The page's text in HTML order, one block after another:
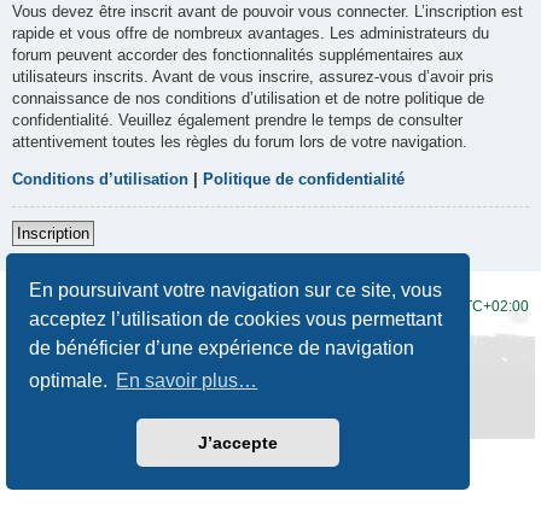
En poursuivant votre navigation sur ce site, vous
acceptez l’utilisation de cookies vous permettant
de bénéficier d’une expérience de navigation
optimale. En savoir plus…
J’accepte
Vous devez être inscrit avant de pouvoir vous connecter. L’inscription est
rapide et vous offre de nombreux avantages. Les administrateurs du
forum peuvent accorder des fonctionnalités supplémentaires aux
utilisateurs inscrits. Avant de vous inscrire, assurez-vous d’avoir pris
connaissance de nos conditions d’utilisation et de notre politique de
confidentialité. Veuillez également prendre le temps de consulter
attentivement toutes les règles du forum lors de votre navigation.
Conditions d’utilisation Politique de confidentialité
Inscription
UTC+02:00
Développé par phpBB® Forum Software © phpBB Limited
Traduction française officielle
Prosilver New Edition
Confidentialité|Conditions